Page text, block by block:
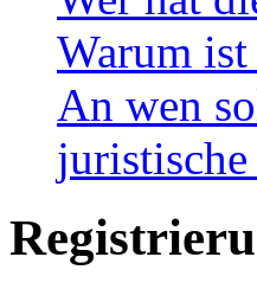
Warum
An wen